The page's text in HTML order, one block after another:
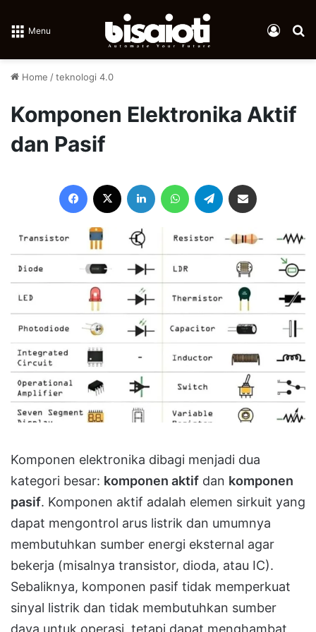
Menu Log In
Home /teknologi 4.0
Komponen Elektronika Aktif
dan Pasif
Facebook LinkedIn WhatsAppTelegram
Komponen elektronika dibagi menjadi dua
kategori besar: komponen aktif dan komponen
pasif. Komponen aktif adalah elemen sirkuit yang
dapat mengontrol arus listrik dan umumnya
membutuhkan sumber energi eksternal agar
bekerja (misalnya transistor, dioda, atau IC).
Sebaliknya, komponen pasif tidak memperkuat
sinyal listrik dan tidak membutuhkan sumber
daya untuk operasi, tetapi dapat menghambat,